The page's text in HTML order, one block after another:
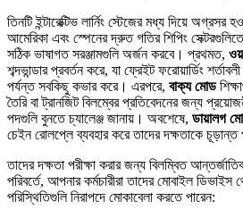
তিনটি ইন্টারেক্টিভ লার্নিং স্টেজের মধ্য দিয়ে অগ্রসর
আমেরিকা এবং স্পেনের দ্রুত গতির শিপিং
সঠিক ভাষাগত সরঞ্জামগুলি অর্জন করবে। প্রথমত,
শব্দভান্ডার প্রবর্তন করে, যা ফ্রেইট ফরোয়ার্ডিং
পর্যন্ত সবকিছু কভার করে। এরপরে, বাক্য মোড
তৈরি বা ট্রানজিট বিলম্বের প্রতিবেদনের জন্য
পদগুলি বুনতে চ্যালেঞ্জ জানায়। অবশেষে, ডায়ালগ
চেইন রোলপ্লে ব্যবহার করে তাদের দক্ষতাকে চূড়ান্ত
তাদের দক্ষতা পরীক্ষা করার জন্য বিলম্বিত
পরিবর্তে, আপনার কর্মচারীরা তাদের মোবাইল ডিভাইস
পরিস্থিতিগুলি নিরাপদে মোকাবেলা করতে পারেন: